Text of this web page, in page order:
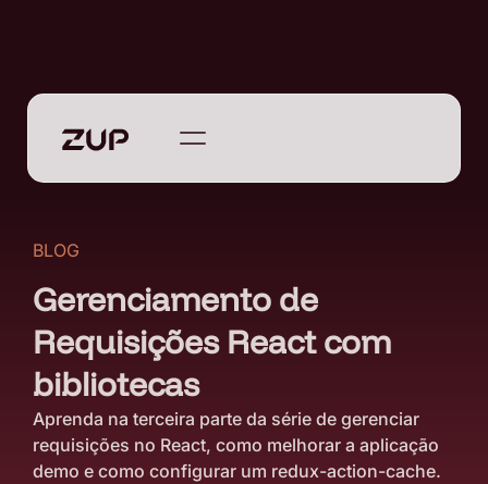
BLOG
Gerenciamento de
Requisições React com
bibliotecas
Aprenda na terceira parte da série de gerenciar
requisições no React, como melhorar a aplicação
demo e como configurar um redux-action-cache.